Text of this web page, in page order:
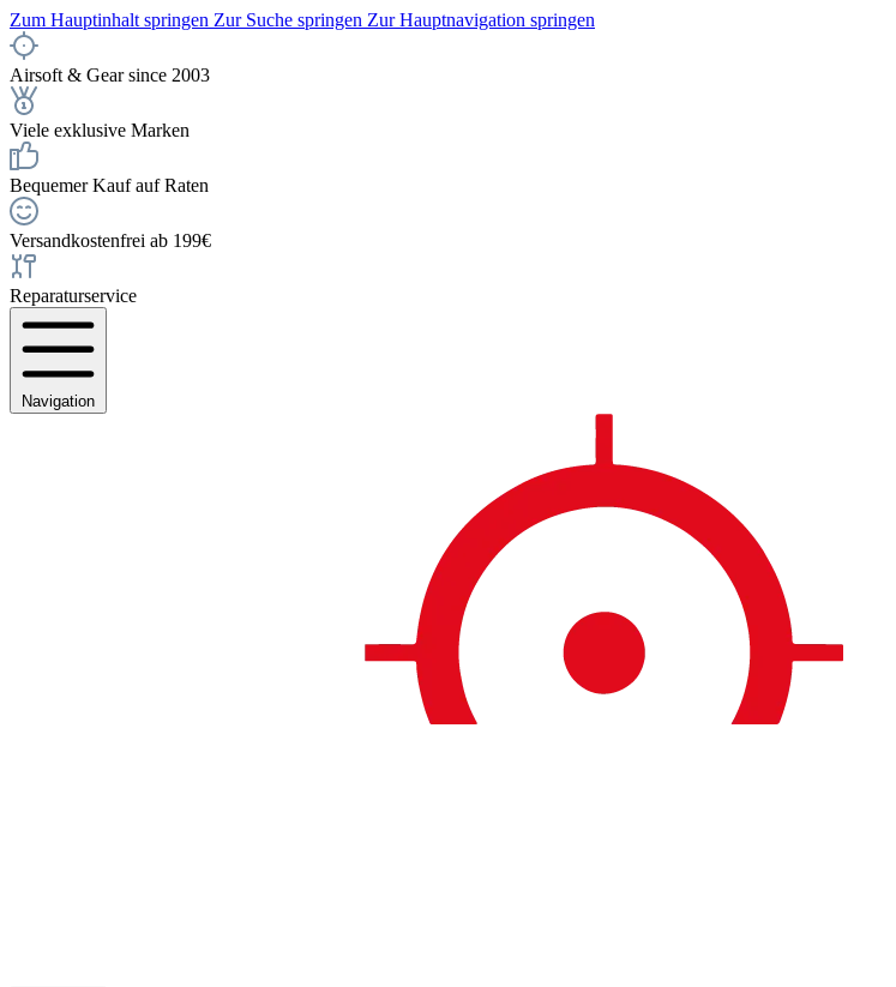
Zum Hauptinhalt springen Zur Suche springen Zur Hauptnavigation springen
Airsoft & Gear since 2003
Viele exklusive Marken
Bequemer Kauf auf Raten
Versandkostenfrei ab 199€
Reparaturservice
Navigation